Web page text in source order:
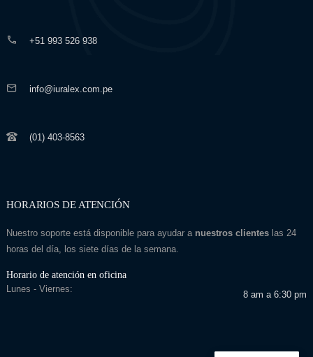
+51 993 526 938
info@iuralex.com.pe
(01) 403-8563
HORARIOS DE ATENCIÓN
Nuestro soporte está disponible para ayudar a nuestros clienteslas 24
horas del día, los siete días de la semana.
Horario de atención en oficina
Lunes - Viernes:
8 am a 6:30 pm